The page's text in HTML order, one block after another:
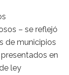
– se reflejó
de municipios
en
ley